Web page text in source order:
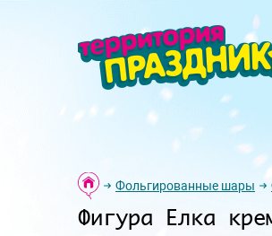
Фольгированные шары
Фигура Елка